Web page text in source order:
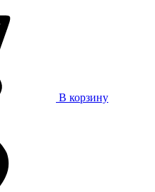
В корзину